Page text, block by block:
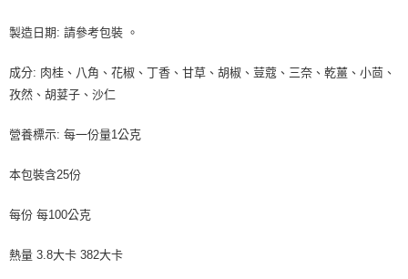
製造日期: 請參考包裝 。
成分: 肉桂、八角、花椒、丁香、甘草、胡椒、荳蔻、三奈、乾薑、小茴、
孜然、胡荽子、沙仁
營養標示: 每一份量1公克
本包裝含25份
每份 每100公克
熱量 3.8大卡 382大卡